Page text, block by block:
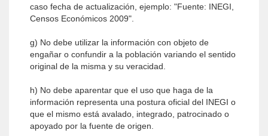
caso fecha de actualización, ejemplo: "Fuente: INEGI,
Censos Económicos 2009".
g) No debe utilizar la información con objeto de
engañar o confundir a la población variando el sentido
original de la misma y su veracidad.
h) No debe aparentar que el uso que haga de la
información representa una postura oficial del INEGI o
que el mismo está avalado, integrado, patrocinado o
apoyado por la fuente de origen.